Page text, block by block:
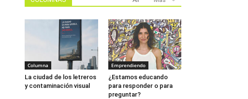
Columna
La ciudad de los letreros
y contaminación visual
Emprendiendo
¿Estamos educando
para responder o para
preguntar?